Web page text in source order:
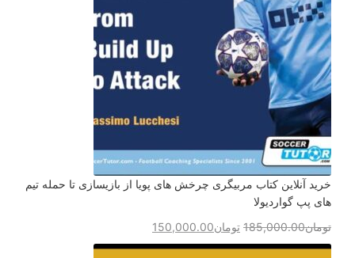
خرید آنلاین کتاب مربیگری چرخش های پویا از بازیسازی تا حمله تیم
های پپ گواردیولا
تومان185,000.00 تومان150,000.00